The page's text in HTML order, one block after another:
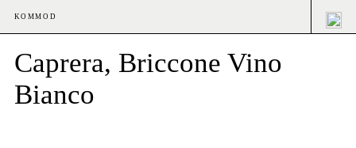
KOMMOD
Caprera, Briccone Vino
Bianco